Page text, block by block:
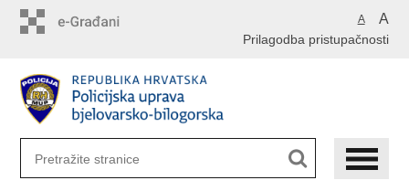
A A
Prilagodba pristupačnosti